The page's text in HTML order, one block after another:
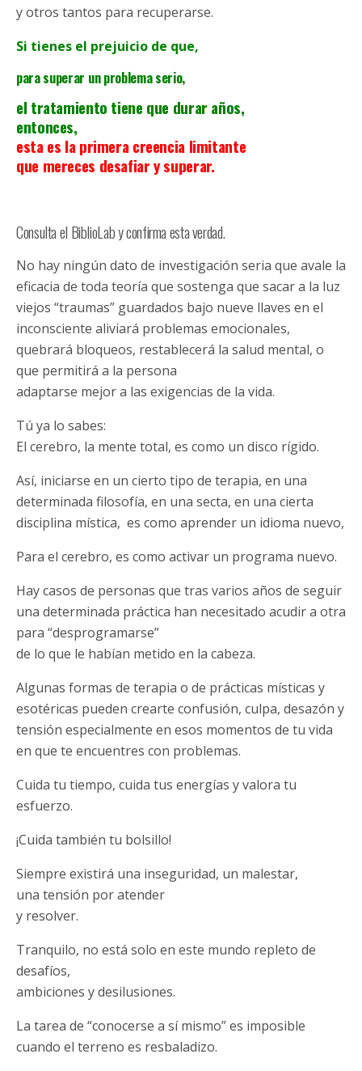
y otros tantos para recuperarse.
Si tienes el prejuicio de que,
para superar un problema serio,
el tratamiento tiene que durar años,
entonces,
esta es la primera creencia limitante
que mereces desafiar y superar.
Consulta el BiblioLab y confirma esta verdad.
No hay ningún dato de investigación seria que avale la
eficacia de toda teoría que sostenga que sacar a la luz
viejos “traumas” guardados bajo nueve llaves en el
inconsciente aliviará problemas emocionales,
quebrará bloqueos, restablecerá la salud mental, o
que permitirá a la persona
adaptarse mejor a las exigencias de la vida.
Tú ya lo sabes:
El cerebro, la mente total, es como un disco rígido.
Así, iniciarse en un cierto tipo de terapia, en una
determinada filosofía, en una secta, en una cierta
disciplina mística, es como aprender un idioma nuevo,
Para el cerebro, es como activar un programa nuevo.
Hay casos de personas que tras varios años de seguir
una determinada práctica han necesitado acudir a otra
para “desprogramarse”
de lo que le habían metido en la cabeza.
Algunas formas de terapia o de prácticas místicas y
esotéricas pueden crearte confusión, culpa, desazón y
tensión especialmente en esos momentos de tu vida
en que te encuentres con problemas.
Cuida tu tiempo, cuida tus energías y valora tu
esfuerzo.
¡Cuida también tu bolsillo!
Siempre existirá una inseguridad, un malestar,
una tensión por atender
y resolver.
Tranquilo, no está solo en este mundo repleto de
desafíos,
ambiciones y desilusiones.
La tarea de “conocerse a sí mismo” es imposible
cuando el terreno es resbaladizo.